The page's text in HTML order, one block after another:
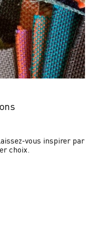
vous inspirer par
choix.